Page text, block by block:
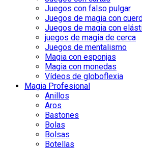
Juegos con falso pulgar
Juegos de magia con
Juegos de magia con
juegos de magia de cerca
Juegos de mentalismo
Magia con esponjas
Magia con monedas
Vídeos de globoflexia
Magia Profesional
Anillos
Aros
Bastones
Bolas
Bolsas
Botellas